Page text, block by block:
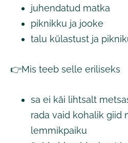
juhendatud matka
piknikku ja jooke
talu külastust ja
👉Mis teeb selle eriliseks
sa ei käi lihtsalt
rada vaid kohalik giid
lemmikpaiku